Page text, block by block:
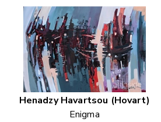
Henadzy Havartsou (Hovart)
Enigma